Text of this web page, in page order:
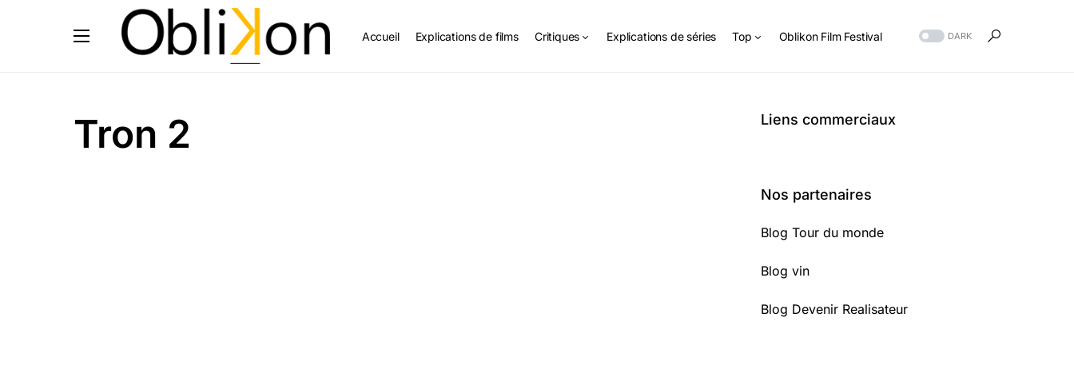
Accueil Explications de films Critiques Explications de séries Top Oblikon Film Festival DARK
Tron 2 Liens commerciaux
Nos partenaires
Blog Tour du monde
Blog vin
Blog Devenir Realisateur